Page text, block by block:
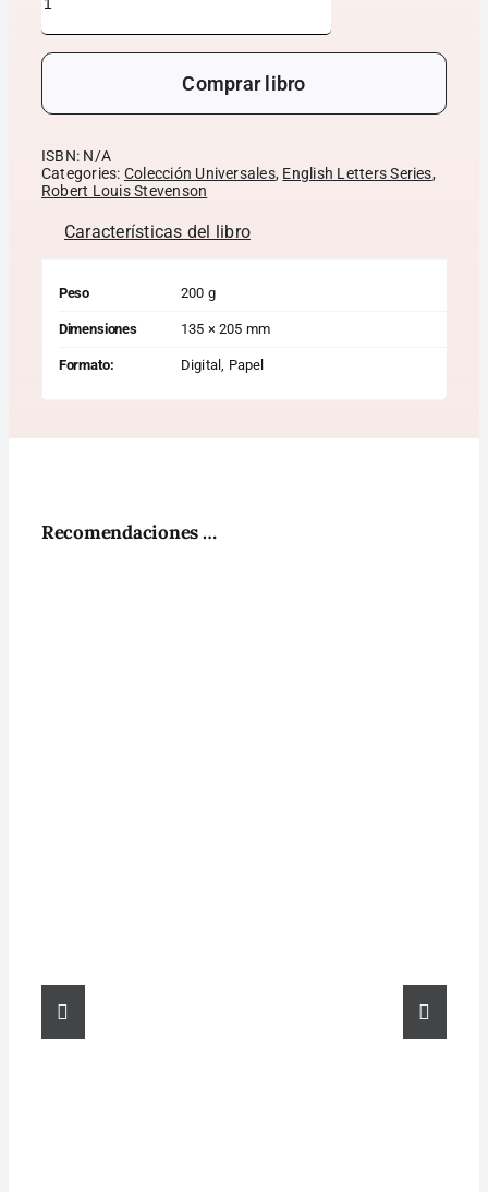
Comprar libro
ISBN: N/A
Categories: Colección Universales, English Letters Series,
Robert Louis Stevenson
Características del libro
Peso 200 g
Dimensiones 135 × 205 mm
Formato: Digital, Papel
Recomendaciones …